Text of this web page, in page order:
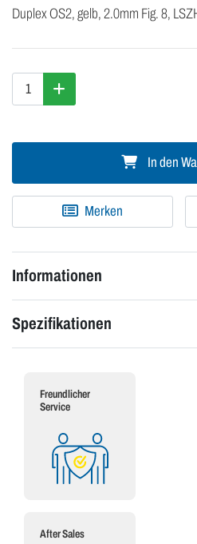
Duplex OS2, gelb, 2.0mm Fig. 8,
In den
Merken
Informationen
Spezifikationen
Freundlicher
Service
After Sales